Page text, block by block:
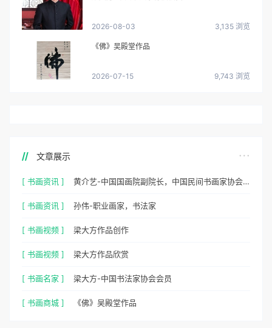
2026-08-03 3,135 浏览
《佛》吴殿堂作品
2026-07-15 9,743 浏览
文章展示
[ 书画资讯 ] 黄介艺-中国国画院副院长，中国民间书画家协会副主席
[ 书画资讯 ] 孙伟-职业画家，书法家
[ 书画视频 ] 梁大方作品创作
[ 书画视频 ] 梁大方作品欣赏
[ 书画名家 ] 梁大方-中国书法家协会会员
[ 书画商城 ] 《佛》吴殿堂作品